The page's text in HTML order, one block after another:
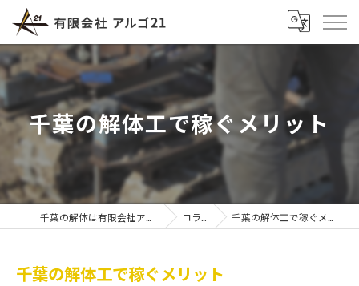
千葉の解体工で稼ぐメリット
コラム 千葉の解体工で稼ぐメリット
千葉の解体工で稼ぐメリット